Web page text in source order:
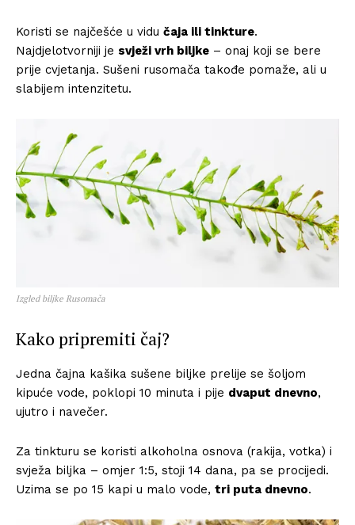
Koristi se najčešće u vidu čaja ili tinkture.
Najdjelotvorniji je svježi vrh biljke – onaj koji se bere
prije cvjetanja. Sušeni rusomača takođe pomaže, ali u
slabijem intenzitetu.
Izgled biljke Rusomača
Kako pripremiti čaj?
Jedna čajna kašika sušene biljke prelije se šoljom
kipuće vode, poklopi 10 minuta i pije dvaput dnevno,
ujutro i navečer.
Za tinkturu se koristi alkoholna osnova (rakija, votka) i
svježa biljka – omjer 1:5, stoji 14 dana, pa se procijedi.
Uzima se po 15 kapi u malo vode, tri puta dnevno.